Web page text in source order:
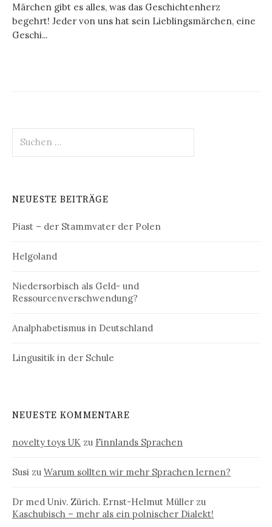
Märchen gibt es alles, was das Geschichtenherz
begehrt! Jeder von uns hat sein Lieblingsmärchen, eine
Geschi...
nach:
NEUESTE BEITRÄGE
Piast – der Stammvater der Polen
Helgoland
Niedersorbisch als Geld- und
Ressourcenverschwendung?
Analphabetismus in Deutschland
Lingusitik in der Schule
NEUESTE KOMMENTARE
novelty toys UK zu Finnlands Sprachen
Susi zu Warum sollten wir mehr Sprachen lernen?
Dr med Univ. Zürich. Ernst-Helmut Müller zu
Kaschubisch – mehr als ein polnischer Dialekt!